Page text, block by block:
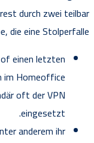
durch zwei teilbar
die eine Stolperfalle.
einen letzten
im Homeoffice
oft der VPN
eingesetzt.
anderem ihr